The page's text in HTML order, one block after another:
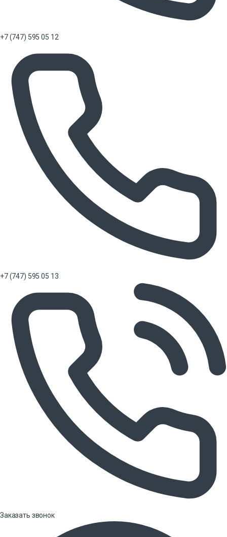
+7 (747) 595 05 12
+7 (747) 595 05 13
Заказать звонок